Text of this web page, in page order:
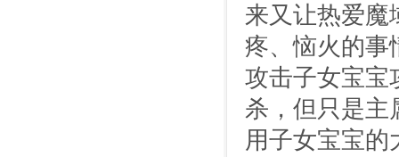
来又让热爱魔
疼、恼火的事
攻击子女宝宝
杀，但只是主
用子女宝宝的